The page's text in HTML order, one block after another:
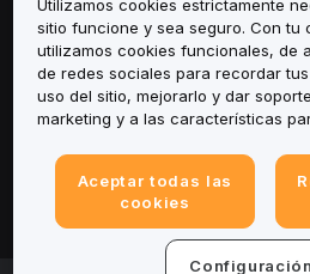
Servicios
Soporte
Utilizamos cookies estrictamente
sitio funcione y sea seguro. Con tu
utilizamos cookies funcionales, de
de redes sociales para recordar
uso del sitio, mejorarlo y dar
marketing y a las características
Aceptar todas las
cookies